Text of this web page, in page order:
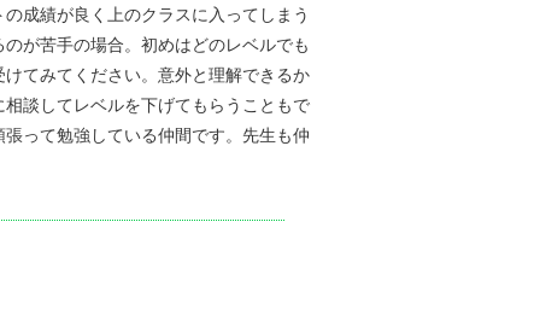
成績が良く上のクラスに入ってしまう
が苦手の場合。初めはどのレベルでも
てみてください。意外と理解できるか
談してレベルを下げてもらうこともで
って勉強している仲間です。先生も仲